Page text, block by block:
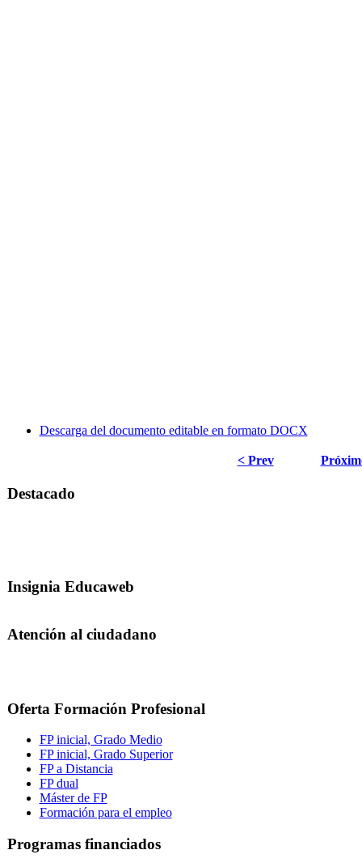
Descarga del documento editable en formato DOCX
< Prev
Destacado
Insignia Educaweb
Atención al ciudadano
Oferta Formación Profesional
FP inicial, Grado Medio
FP inicial, Grado Superior
FP a Distancia
FP dual
Máster de FP
Formación para el empleo
Programas financiados